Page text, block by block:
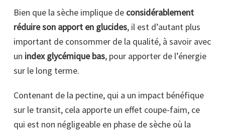
Bien que la sèche implique de considérablement
réduire son apport en glucides, il est d’autant plus
important de consommer de la qualité, à savoir avec
un index glycémique bas, pour apporter de l’énergie
sur le long terme.
Contenant de la pectine, qui a un impact bénéfique
sur le transit, cela apporte un effet coupe-faim, ce
qui est non négligeable en phase de sèche où la